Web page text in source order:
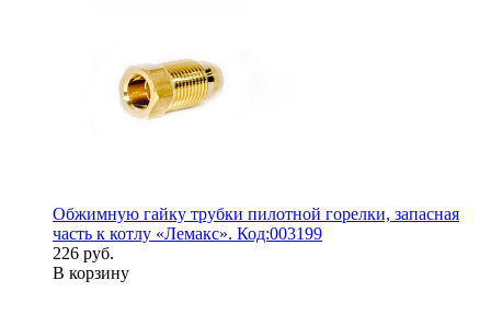
Обжимную гайку трубки пилотной горелки, запасная
часть к котлу «Лемакс». Код:003199
226 руб.
В корзину